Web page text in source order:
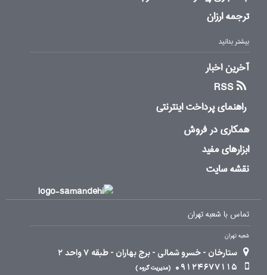
ترجمه ارزان
بیشتر بدانید
آخرین اخبار
RSS
راهنمای پرداخت اینترنتی
همکاری در فروش
ابزارهای مفید
نقشه سایت
تماس با شعبه تهران
شعبه تهران
ستارخان - خسرو شمالی - برج بهاران - طبقه 7 واحد 2
09124677115
مدیریت گروه